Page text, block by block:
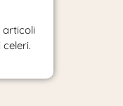
articoli